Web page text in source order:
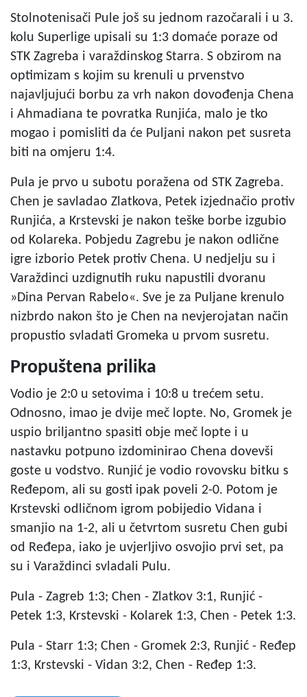
Stolnotenisači Pule još su jednom razočarali i u 3.
kolu Superlige upisali su 1:3 domaće poraze od
STK Zagreba i varaždinskog Starra. S obzirom na
optimizam s kojim su krenuli u prvenstvo
najavljujući borbu za vrh nakon dovođenja Chena
i Ahmadiana te povratka Runjića, malo je tko
mogao i pomisliti da će Puljani nakon pet susreta
biti na omjeru 1:4.
Pula je prvo u subotu poražena od STK Zagreba.
Chen je savladao Zlatkova, Petek izjednačio protiv
Runjića, a Krstevski je nakon teške borbe izgubio
od Kolareka. Pobjedu Zagrebu je nakon odlične
igre izborio Petek protiv Chena. U nedjelju su i
Varaždinci uzdignutih ruku napustili dvoranu
»Dina Pervan Rabelo«. Sve je za Puljane krenulo
nizbrdo nakon što je Chen na nevjerojatan način
propustio svladati Gromeka u prvom susretu.
Propuštena prilika
Vodio je 2:0 u setovima i 10:8 u trećem setu.
Odnosno, imao je dvije meč lopte. No, Gromek je
uspio briljantno spasiti obje meč lopte i u
nastavku potpuno izdominirao Chena dovevši
goste u vodstvo. Runjić je vodio rovovsku bitku s
Ređepom, ali su gosti ipak poveli 2-0. Potom je
Krstevski odličnom igrom pobijedio Vidana i
smanjio na 1-2, ali u četvrtom susretu Chen gubi
od Ređepa, iako je uvjerljivo osvojio prvi set, pa
su i Varaždinci svladali Pulu.
Pula - Zagreb 1:3; Chen - Zlatkov 3:1, Runjić -
Petek 1:3, Krstevski - Kolarek 1:3, Chen - Petek 1:3.
Pula - Starr 1:3; Chen - Gromek 2:3, Runjić - Ređep
1:3, Krstevski - Vidan 3:2, Chen - Ređep 1:3.